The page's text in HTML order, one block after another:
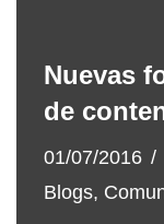
Nuevas
de
01/07/2016
Blogs,